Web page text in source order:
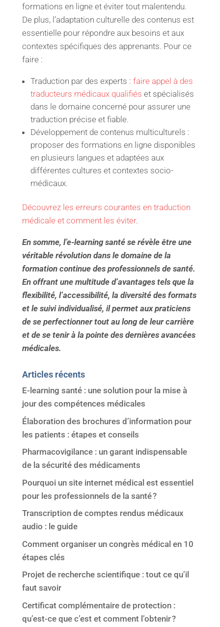
formations en ligne et éviter tout malentendu.
De plus, l’adaptation culturelle des contenus est
essentielle pour répondre aux besoins et aux
contextes spécifiques des apprenants. Pour ce
faire :
Traduction par des experts : faire appel à des
traducteurs médicaux qualifiés et spécialisés
dans le domaine concerné pour assurer une
traduction précise et fiable.
Développement de contenus multiculturels :
proposer des formations en ligne disponibles
en plusieurs langues et adaptées aux
différentes cultures et contextes socio-
médicaux.
Découvrez les erreurs courantes en traduction
médicale et comment les éviter.
En somme, l’e-learning santé se révèle être une
véritable révolution dans le domaine de la
formation continue des professionnels de santé.
En offrant une multitude d’avantages tels que la
flexibilité, l’accessibilité, la diversité des formats
et le suivi individualisé, il permet aux praticiens
de se perfectionner tout au long de leur carrière
et de se tenir à la pointe des dernières avancées
médicales.
Articles récents
E-learning santé : une solution pour la mise à
jour des compétences médicales
Élaboration des brochures d’information pour
les patients : étapes et conseils
Pharmacovigilance : un garant indispensable
de la sécurité des médicaments
Pourquoi un site internet médical est essentiel
pour les professionnels de la santé ?
Transcription de comptes rendus médicaux
audio : le guide
Comment organiser un congrès médical en 10
étapes clés
Projet de recherche scientifique : tout ce qu’il
faut savoir
Certificat complémentaire de protection :
qu’est-ce que c’est et comment l’obtenir ?